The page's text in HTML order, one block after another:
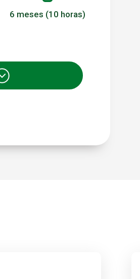
6 meses (10 horas)